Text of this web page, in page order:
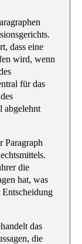
dass eine
wird, wenn
für das
abgelehnt
Paragraph
die
hat, was
das
die